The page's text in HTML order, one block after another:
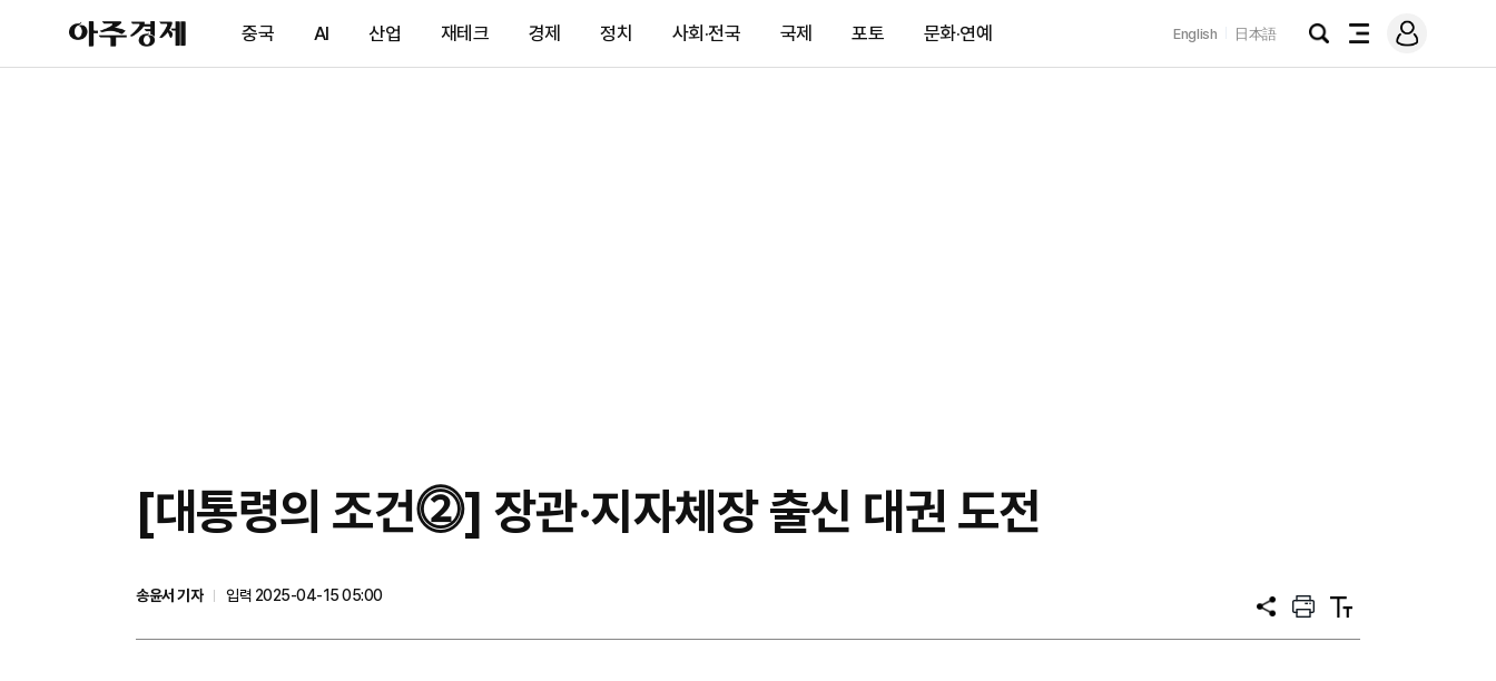
아
주
제
중국 AI 산업 재테크 경제 정치 사회·전국 국제 포토 문화·연예 English 日本語
검
전
메
그
[대통령의 조건⓶] 장관·지자체장 출신 대권 도전
송윤서 기자
입력 2025-04-15 05:00
공
프
트
텍
트